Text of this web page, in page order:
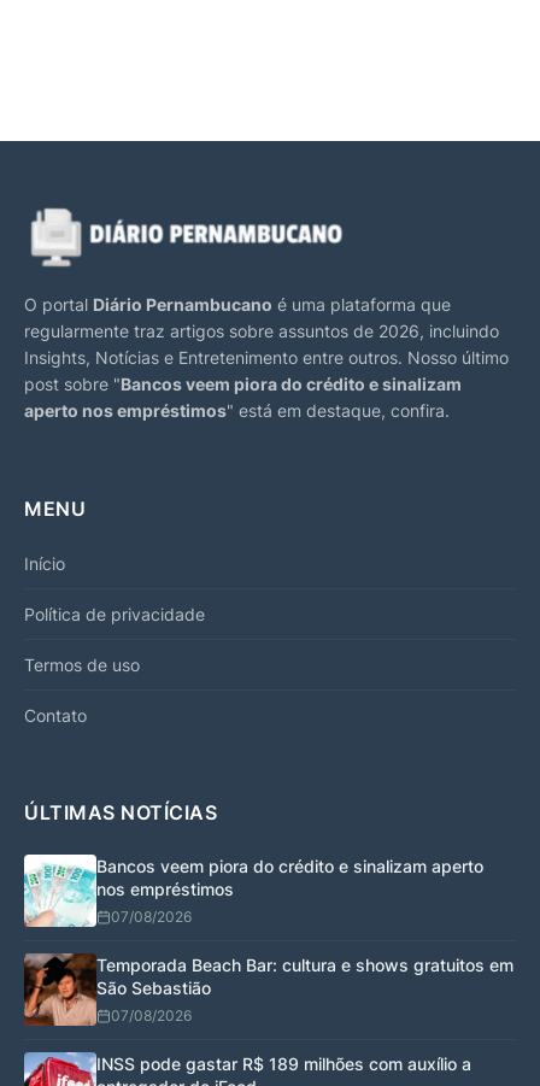
O portal Diário Pernambucano é uma plataforma que
regularmente traz artigos sobre assuntos de 2026, incluindo
Insights, Notícias e Entretenimento entre outros. Nosso último
post sobre "Bancos veem piora do crédito e sinalizam
aperto nos empréstimos" está em destaque, confira.
MENU
Início
Política de privacidade
Termos de uso
Contato
ÚLTIMAS NOTÍCIAS
Bancos veem piora do crédito e sinalizam aperto
nos empréstimos
07/08/2026
Temporada Beach Bar: cultura e shows gratuitos em
São Sebastião
07/08/2026
INSS pode gastar R$ 189 milhões com auxílio a